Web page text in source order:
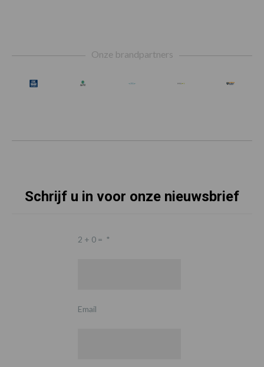
Onze brandpartners
Schrijf u in voor onze nieuwsbrief
2 + 0 = *
Email